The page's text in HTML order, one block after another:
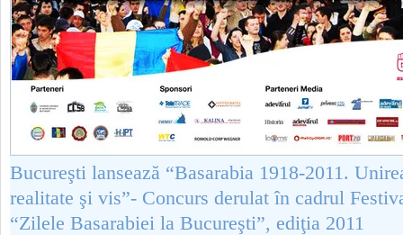
Bucureşti lansează “Basarabia 1918-2011.
realitate şi vis”- Concurs derulat în cadrul
“Zilele Basarabiei la Bucureşti”, ediţia 2011